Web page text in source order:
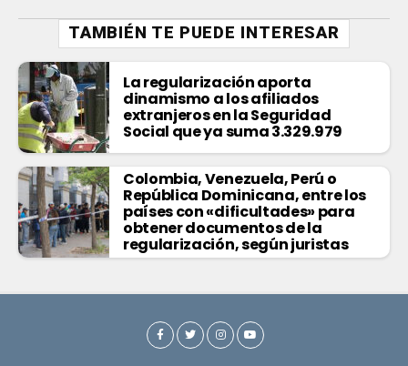
TAMBIÉN TE PUEDE INTERESAR
La regularización aporta
dinamismo a los afiliados
extranjeros en la Seguridad
Social que ya suma 3.329.979
Colombia, Venezuela, Perú o
República Dominicana, entre los
países con «dificultades» para
obtener documentos de la
regularización, según juristas